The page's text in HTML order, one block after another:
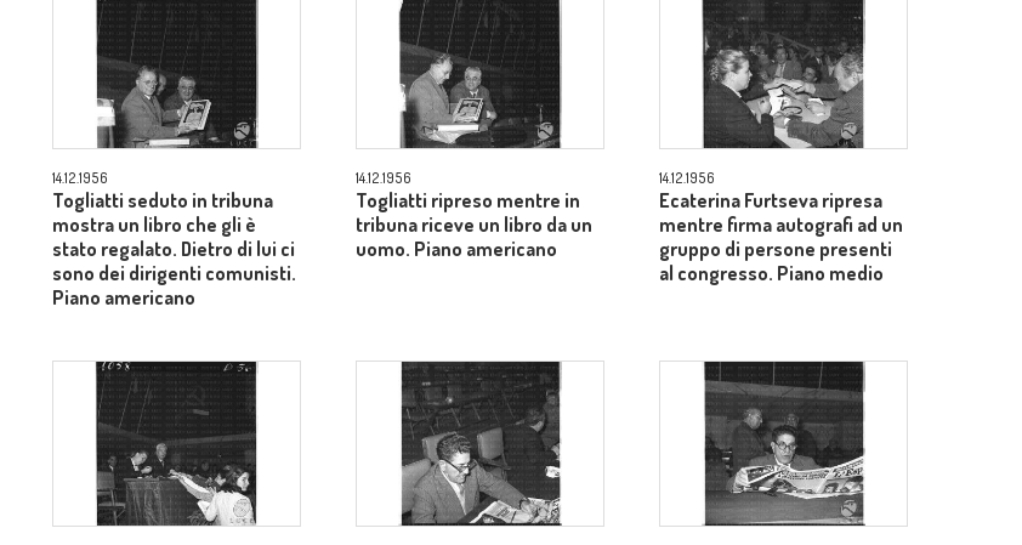
14.12.1956
Togliatti seduto in tribuna
mostra un libro che gli è
stato regalato. Dietro di lui ci
sono dei dirigenti comunisti.
Piano americano
14.12.1956
Togliatti ripreso mentre in
tribuna riceve un libro da un
uomo. Piano americano
14.12.1956
Ecaterina Furtseva ripresa
mentre firma autografi ad un
gruppo di persone presenti
al congresso. Piano medio